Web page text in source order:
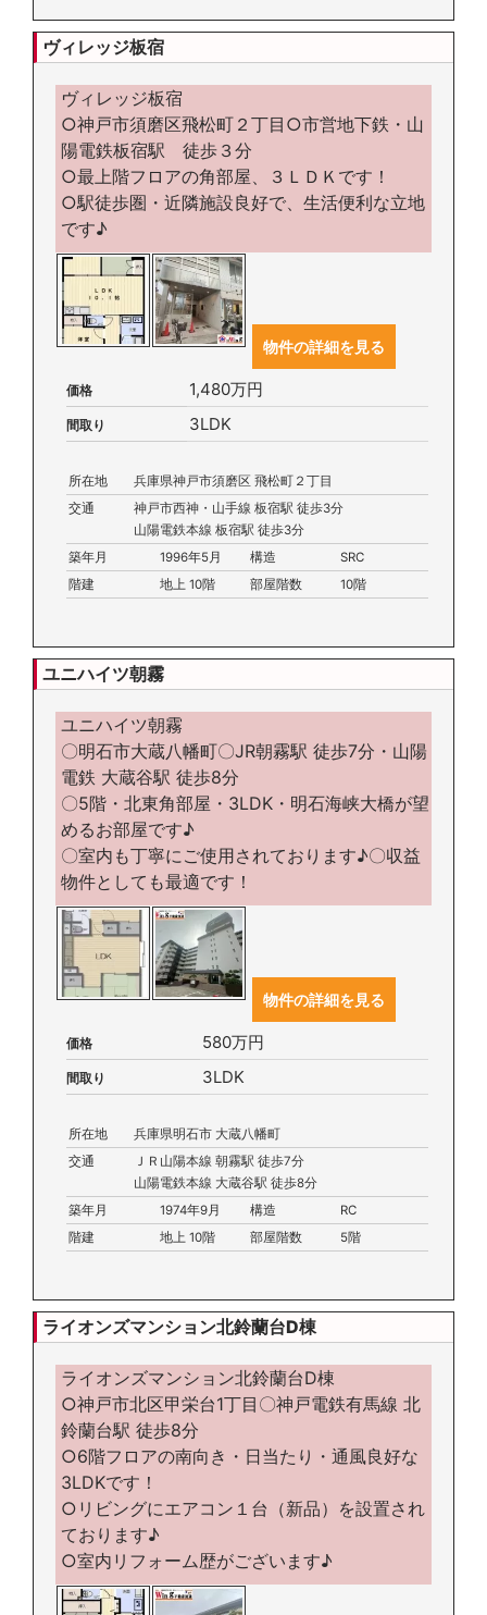
ヴィレッジ板宿
ヴィレッジ板宿
○神戸市須磨区飛松町２丁目○市営地下鉄・山
陽電鉄板宿駅 徒歩３分
○最上階フロアの角部屋、３ＬＤＫです！
○駅徒歩圏・近隣施設良好で、生活便利な立地
です♪
物件の詳細を見る
価格 1,480万円
間取り 3LDK
所在地
兵庫県神戸市須磨区 飛松町２丁目
交通
神戸市西神・山手線 板宿駅 徒歩3分
山陽電鉄本線 板宿駅 徒歩3分
築年月
1996年5月 構造
SRC
階建
地上 10階 部屋階数 10階
ユニハイツ朝霧
ユニハイツ朝霧
〇明石市大蔵八幡町〇JR朝霧駅 徒歩7分・山陽
電鉄 大蔵谷駅 徒歩8分
〇5階・北東角部屋・3LDK・明石海峡大橋が望
めるお部屋です♪
〇室内も丁寧にご使用されております♪〇収益
物件としても最適です！
物件の詳細を見る
価格 580万円
間取り 3LDK
所在地
兵庫県明石市 大蔵八幡町
交通
ＪＲ山陽本線 朝霧駅 徒歩7分
山陽電鉄本線 大蔵谷駅 徒歩8分
築年月
1974年9月 構造
RC
階建
地上 10階 部屋階数 5階
ライオンズマンション北鈴蘭台D棟
ライオンズマンション北鈴蘭台D棟
○神戸市北区甲栄台1丁目〇神戸電鉄有馬線 北
鈴蘭台駅 徒歩8分
○6階フロアの南向き・日当たり・通風良好な
3LDKです！
○リビングにエアコン１台（新品）を設置され
ております♪
○室内リフォーム歴がございます♪